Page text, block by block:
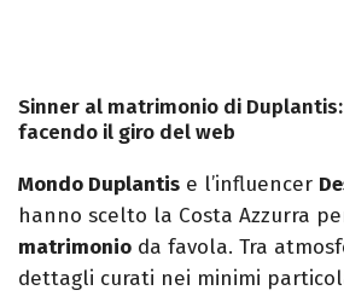
Sinner al matrimonio di
facendo il giro del web
Mondo Duplantis e l’influencer
hanno scelto la Costa Azzurra
matrimonio da favola. Tra
dettagli curati nei minimi